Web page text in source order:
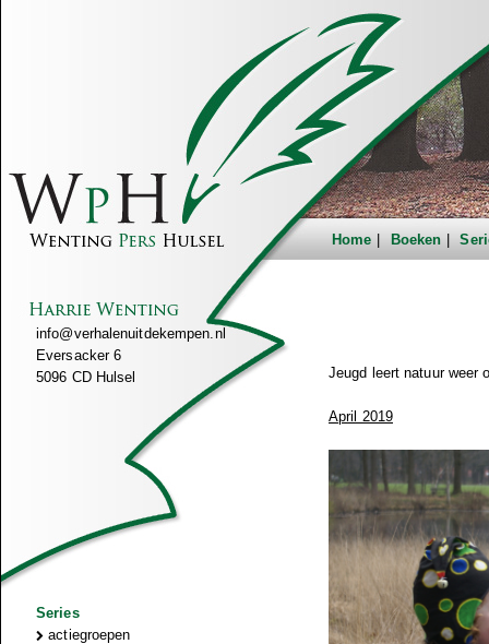
Home Boeken
info@verhalenuitdekempen.nl
Eversacker 6
5096 CD Hulsel
Series
actiegroepen
Jeugd leert natuur weer
April 2019